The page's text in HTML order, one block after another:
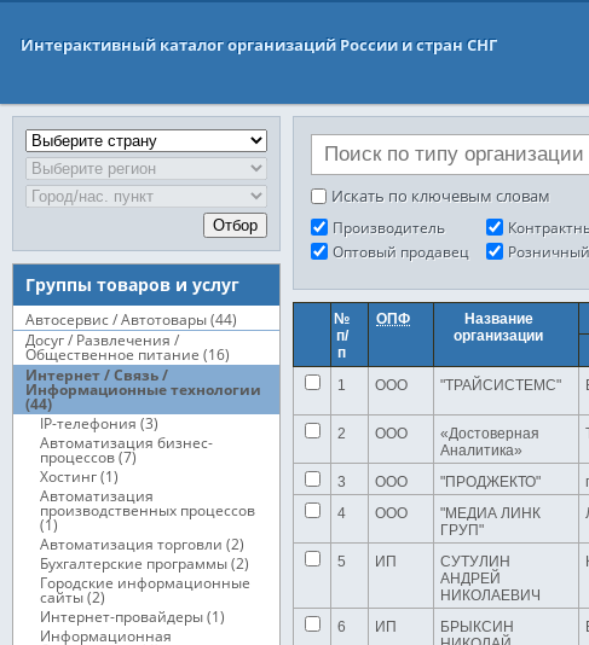
Интерактивный каталог организаций России и стран СНГ
Отбор
Группы товаров и услуг
Автосервис / Автотовары (44)
Досуг / Развлечения /
Общественное питание (16)
Интернет / Связь /
Информационные технологии
(44)
IР-телефония (3)
Автоматизация бизнес-
процессов (7)
Хостинг (1)
Автоматизация
производственных процессов
(1)
Автоматизация торговли (2)
Бухгалтерские программы (2)
Городские информационные
сайты (2)
Интернет-провайдеры (1)
Информационная
Искать по ключевым словам
Производитель
Оптовый продавец
№
п/
п
ОПФ
Название
организации
1 ООО "ТРАЙСИСТЕМС"
2 ООО
«Достоверная
Аналитика»
3 ООО "ПРОДЖЕКТО"
4
ООО
"МЕДИА ЛИНК
ГРУП"
5 ИП
СУТУЛИН
АНДРЕЙ
НИКОЛАЕВИЧ
6 ИП
БРЫКСИН